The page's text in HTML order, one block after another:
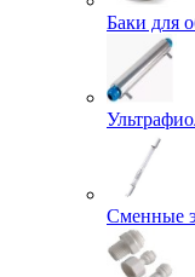
Баки для
Сменные